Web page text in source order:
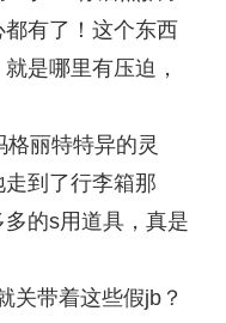
有了！这个东西
是哪里有压迫，
丽特特异的灵
到了行李箱那
的s用道具，真是
关带着这些假jb？